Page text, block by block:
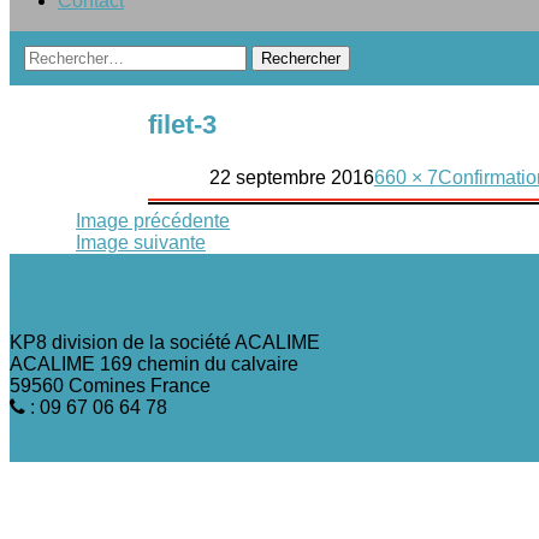
Rechercher :
filet-3
22 septembre 2016660 × 7
Image précédente
Image suivante
KP8 division de la société ACALIME
ACALIME 169 chemin du calvaire
59560 Comines France
: 09 67 06 64 78